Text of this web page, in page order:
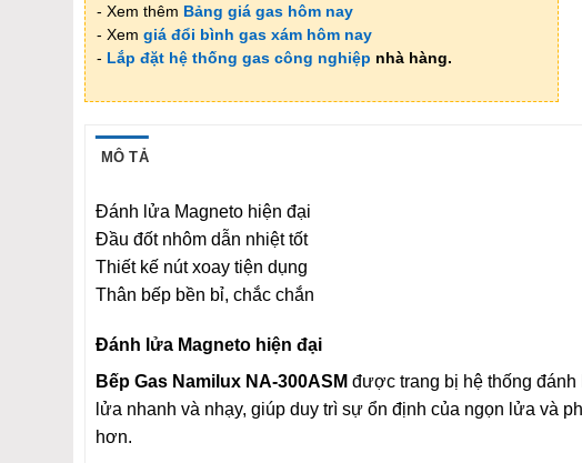
- Xem thêm Bảng giá gas hôm nay
- Xem giá đổi bình gas xám hôm nay
- Lắp đặt hệ thống gas công nghiệp nhà hàng.
MÔ TẢ
Đánh lửa Magneto hiện đại
Đầu đốt nhôm dẫn nhiệt tốt
Thiết kế nút xoay tiện dụng
Thân bếp bền bỉ, chắc chắn
Đánh lửa Magneto hiện đại
Bếp Gas Namilux NA-300ASM được trang bị hệ thống
lửa nhanh và nhạy, giúp duy trì sự ổn định của ngọn lửa và
hơn.